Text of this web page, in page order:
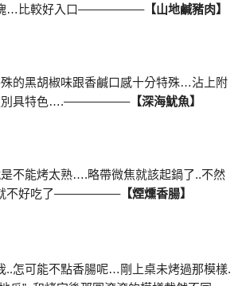
塊…比較好入口—————–【山地鹹豬肉】
的黑胡椒味跟香鹹口感十分特殊…沾上附
別具特色….—————–【深海魷魚】
不能烤太熟….略帶微焦就該起鍋了..不然
就不好吃了—————–【煙燻香腸】
..怎可能不點香腸呢…剛上桌未烤過那模樣.